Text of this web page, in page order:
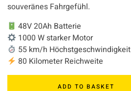
souveränes Fahrgefühl.
48V 20Ah Batterie
1000 W starker Motor
55 km/h Höchstgeschwindigkeit
80 Kilometer Reichweite
ADD TO BASKET